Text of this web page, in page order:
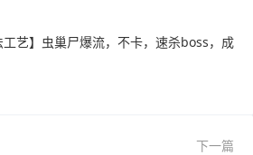
艺】虫巢尸爆流，不卡，速杀boss，成
下一篇